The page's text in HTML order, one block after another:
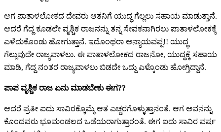
ಆಗ ಪಾತಾಳಲೋಕದ ದೇವರು ಆತನಿಗೆ ಯುದ್ಧ ಗೆಲ್ಲಲು ಸಹಾಯ ಮಾಡುತ್ತಾನೆ.
ಆದರೆ ಗೆದ್ದ ಕೂಡಲೇ ವೃಶ್ಚಿಕ ರಾಜನನ್ನು ತನ್ನ ಸೇವಕನಾಗಿರಲು ಪಾತಾಳಲೋಕಕ್ಕೆ
ಎಳೆದುಕೊಂಡು ಹೋಗುತ್ತಾನೆ. ಇದೊಂಥರಾ ಅನ್ಯಾಯವಪ್ಪ!! ಯುದ್ಧ
ಗೆಲ್ಲುವುದೇ ರಾಜ್ಯವಾಳಲು. ಈ ಪಾತಾಳಲೋಕದ ರಾಜನೋ, ಯುದ್ದಕ್ಕೆ ಸಹಾಯ
ಮಾಡಿ, ಗೆದ್ದ ನಂತರ ರಾಜ್ಯವಾಳಲು ಬಿಡದೇ ಒದ್ದು ಎಳ್ಕೊಂಡು ಹೋಗ್ತಿದ್ದಾನೆ.
ಪಾಪ ವೃಶ್ಚಿಕ ರಾಜ ಏನು ಮಾಡಬೇಕು ಈಗ??
ಆದರೆ ಪ್ರತೀ ಐದು ಸಾವಿರಕ್ಕೊಮ್ಮೆ ಆತ ಎಚ್ಚರಗೊಳ್ಳುತ್ತಾನಂತೆ. ಆಗ ಅವನನ್ನು
ಕೊಂದವರು ಭೂಮಂಡಲದ ಒಡೆಯರಾಗುತ್ತಾರಂತೆ. ಈಗ ಐದು ಸಾವಿರ ವರ್ಷ